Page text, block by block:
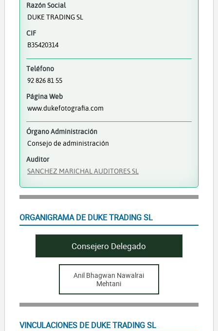
Razón Social
DUKE TRADING SL
CIF
B35420314
Teléfono
92 826 81 55
Página Web
www.dukefotografia.com
Órgano Administración
Consejo de administración
Auditor
SANCHEZ MARICHAL AUDITORES SL
ORGANIGRAMA DE DUKE TRADING SL
Consejero Delegado
Anil Bhagwan Nawalrai
Mehtani
VINCULACIONES DE DUKE TRADING SL